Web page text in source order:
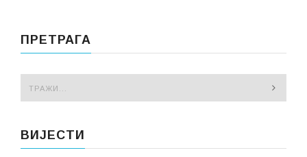
ПРЕТРАГА
ВИЈЕСТИ